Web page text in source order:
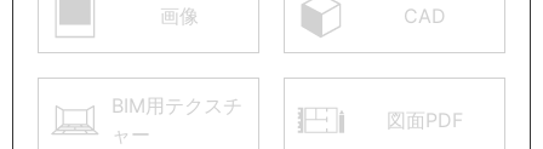
画像 CAD
BIM用テクスチ
ャー
図面PDF